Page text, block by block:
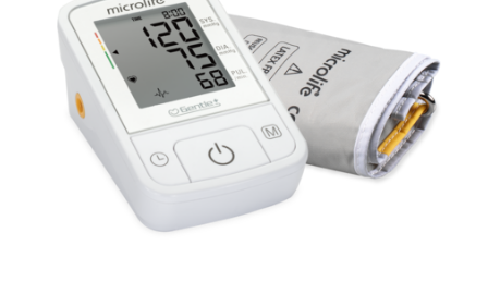
Support
Entreprise